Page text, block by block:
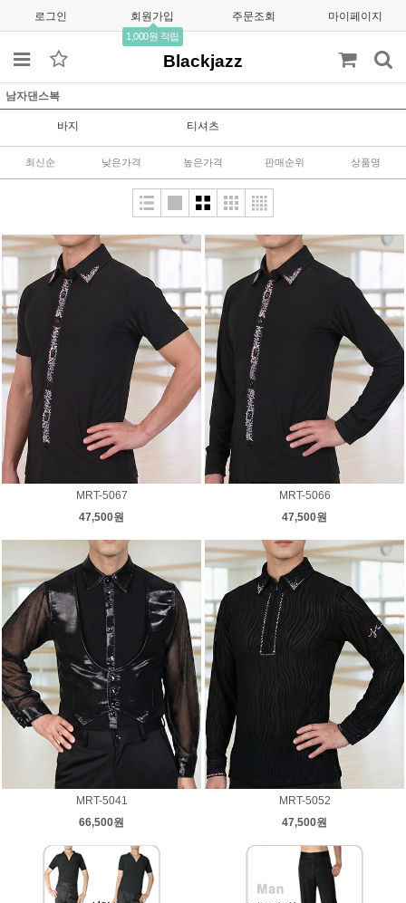
로그인 회원가입
1,000원 적립
주문조회 마이페이지
Blackjazz
남자댄스복
바지 티셔츠
최신순 낮은가격 높은가격 판매순위 상품명
MRT-5067
47,500원
MRT-5066
47,500원
MRT-5041
66,500원
MRT-5052
47,500원